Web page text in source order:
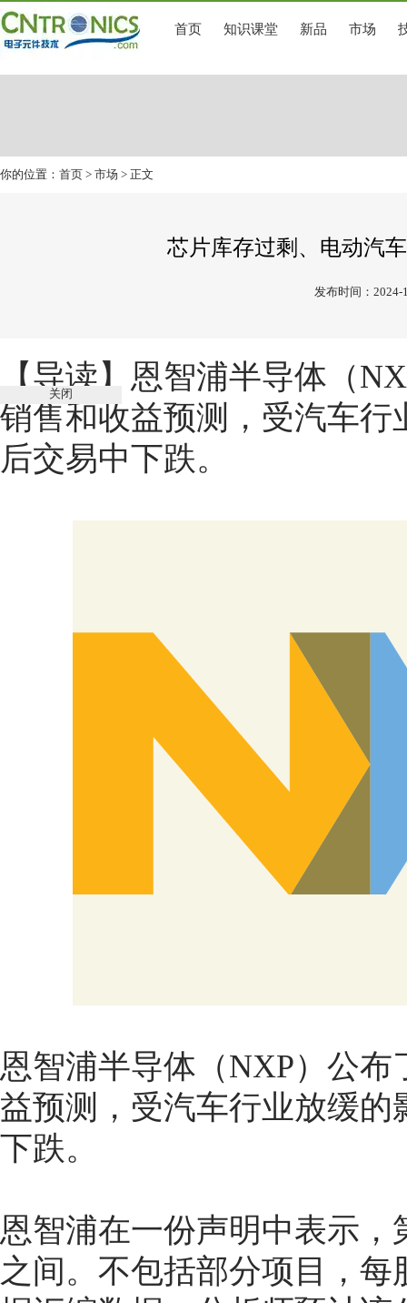
首页 知识课堂 新品 市场
你的位置： 首页 > 市场 > 正文
芯片库存过剩、电动汽
发布时间：2024-
【导读】恩智浦半导体（
销售和收益预测，受汽车
后交易中下跌。
恩智浦半导体（NXP）公
益预测，受汽车行业放缓
下跌。
恩智浦在一份声明中表示，
之间。不包括部分项目，
关闭